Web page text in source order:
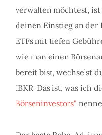
verwalten möchtest,
deinen Einstieg an der
ETFs mit tiefen
wie man einen
bereit bist, wechselst
IBKR. Das ist, was ich
Börseninvestors"